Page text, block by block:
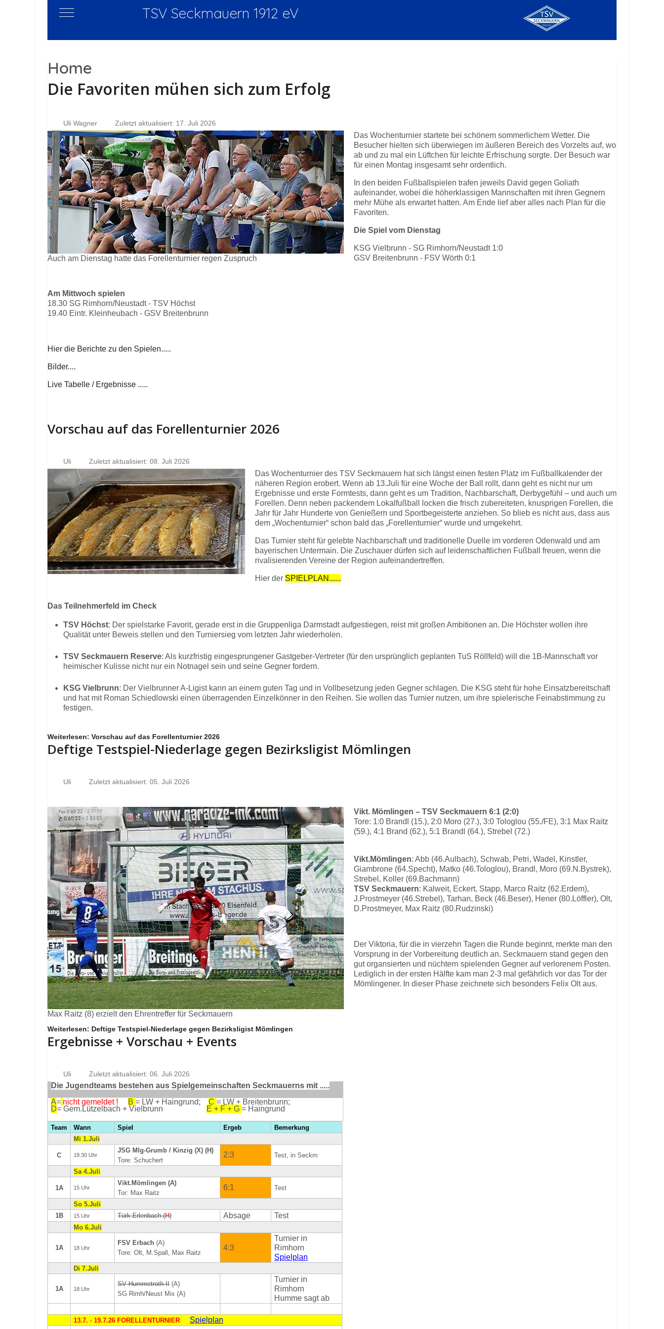
Mobile Menu Toggle TSV Seckmauern 1912 eV
Home
Die Favoriten mühen sich zum Erfolg
Uli Wagner Zuletzt aktualisiert: 17. Juli 2026
Auch am Dienstag hatte das Forellenturnier regen Zuspruch
Das Wochenturnier startete bei schönem sommerlichem Wetter. Die
Besucher hielten sich überwiegen im äußeren Bereich des Vorzelts auf, wo
ab und zu mal ein Lüftchen für leichte Erfrischung sorgte. Der Besuch war
für einen Montag insgesamt sehr ordentlich.
In den beiden Fußballspielen trafen jeweils David gegen Goliath
aufeinander, wobei die höherklassigen Mannschaften mit ihren Gegnern
mehr Mühe als erwartet hatten. Am Ende lief aber alles nach Plan für die
Favoriten.
Die Spiel vom Dienstag
KSG Vielbrunn - SG Rimhorn/Neustadt 1:0
GSV Breitenbrunn - FSV Wörth 0:1
Am Mittwoch spielen
18.30 SG Rimhorn/Neustadt - TSV Höchst
19.40 Eintr. Kleinheubach - GSV Breitenbrunn
Hier die Berichte zu den Spielen.....
Bilder....
Live Tabelle / Ergebnisse .....
Vorschau auf das Forellenturnier 2026
Uli Zuletzt aktualisiert: 08. Juli 2026
Das Wochenturnier des TSV Seckmauern hat sich längst einen festen Platz im Fußballkalender der
näheren Region erobert. Wenn ab 13.Juli für eine Woche der Ball rollt, dann geht es nicht nur um
Ergebnisse und erste Formtests, dann geht es um Tradition, Nachbarschaft, Derbygefühl – und auch um
Forellen. Denn neben packendem Lokalfußball locken die frisch zubereiteten, knusprigen Forellen, die
Jahr für Jahr Hunderte von Genießern und Sportbegeisterte anziehen. So blieb es nicht aus, dass aus
dem „Wochenturnier“ schon bald das „Forellenturnier“ wurde und umgekehrt.
Das Turnier steht für gelebte Nachbarschaft und traditionelle Duelle im vorderen Odenwald und am
bayerischen Untermain. Die Zuschauer dürfen sich auf leidenschaftlichen Fußball freuen, wenn die
rivalisierenden Vereine der Region aufeinandertreffen.
Hier der SPIELPLAN......
Das Teilnehmerfeld im Check
TSV Höchst: Der spielstarke Favorit, gerade erst in die Gruppenliga Darmstadt aufgestiegen, reist mit großen Ambitionen an. Die Höchster wollen ihre
Qualität unter Beweis stellen und den Turniersieg vom letzten Jahr wiederholen.
TSV Seckmauern Reserve: Als kurzfristig eingesprungener Gastgeber-Vertreter (für den ursprünglich geplanten TuS Röllfeld) will die 1B-Mannschaft vor
heimischer Kulisse nicht nur ein Notnagel sein und seine Gegner fordern.
KSG Vielbrunn: Der Vielbrunner A-Ligist kann an einem guten Tag und in Vollbesetzung jeden Gegner schlagen. Die KSG steht für hohe Einsatzbereitschaft
und hat mit Roman Schiedlowski einen überragenden Einzelkönner in den Reihen. Sie wollen das Turnier nutzen, um ihre spielerische Feinabstimmung zu
festigen.
Weiterlesen: Vorschau auf das Forellenturnier 2026
Deftige Testspiel-Niederlage gegen Bezirksligist Mömlingen
Uli Zuletzt aktualisiert: 05. Juli 2026
Max Raitz (8) erzielt den Ehrentreffer für Seckmauern
Vikt. Mömlingen – TSV Seckmauern 6:1 (2:0)
Tore: 1:0 Brandl (15.), 2:0 Moro (27.), 3:0 Tologlou (55./FE), 3:1 Max Raitz
(59.), 4:1 Brand (62.), 5:1 Brandl (64.), Strebel (72.)
Vikt.Mömlingen: Abb (46.Aulbach), Schwab, Petri, Wadel, Kinstler,
Giambrone (64.Specht), Matko (46.Tologlou), Brandl, Moro (69.N.Bystrek),
Strebel, Koller (69.Bachmann)
TSV Seckmauern: Kalweit, Eckert, Stapp, Marco Raitz (62.Erdem),
J.Prostmeyer (46.Strebel), Tarhan, Beck (46.Beser), Hener (80.Löffler), Olt,
D.Prostmeyer, Max Raitz (80.Rudzinski)
Der Viktoria, für die in vierzehn Tagen die Runde beginnt, merkte man den
Vorsprung in der Vorbereitung deutlich an. Seckmauern stand gegen den
gut organsierten und nüchtern spielenden Gegner auf verlorenem Posten.
Lediglich in der ersten Hälfte kam man 2-3 mal gefährlich vor das Tor der
Mömlingener. In dieser Phase zeichnete sich besonders Felix Olt aus.
Weiterlesen: Deftige Testspiel-Niederlage gegen Bezirksligist Mömlingen
Ergebnisse + Vorschau + Events
Uli Zuletzt aktualisiert: 06. Juli 2026
Die Jugendteams bestehen aus Spielgemeinschaften Seckmauerns mit .....
A= nicht gemeldet ! B = LW + Haingrund; C = LW + Breitenbrunn;
D= Gem.Lützelbach + Vielbrunn E + F + G = Haingrund
Team Wann Spiel Ergeb
Bemerkung
Mi 1.Juli
C 18.30 Uhr
JSG Mlg-Grumb / Kinzig (X) (H)
Tore: Schuchert
2:3 Test, in Seckm
Sa 4.Juli
1A 15 Uhr
Vikt.Mömlingen (A)
Tor: Max Raitz
6:1 Test
So 5.Juli
1B
15 Uhr Türk Erlenbach (H) Absage Test
Mo 6.Juli
1A 18 Uhr
FSV Erbach (A)
Tore: Olt, M.Spall, Max Raitz
4:3
Turnier in
Rimhorn
Spielplan
Di 7.Juli
1A 18 Uhr
SV Hummetroth II (A)
SG Rimh/Neust Mix (A)
Turnier in
Rimhorn
Humme sagt ab
13.7. - 19.7.26 FORELLENTURNIER Spielplan